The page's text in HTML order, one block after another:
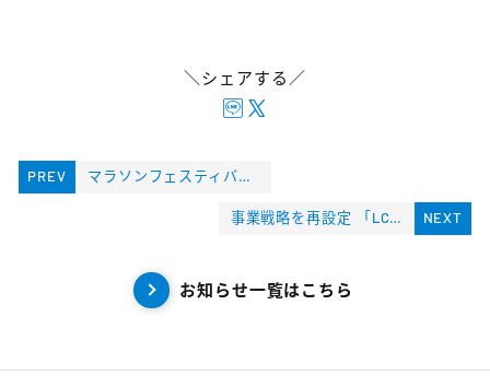
＼シェアする／
PREV マラソンフェスティバルナゴヤ2024 交通規制について
NEXT
事業戦略を再設定 「LCC 配送ソリューション」 を推進 〜荷主企業と運送会社の双⽅が喜ぶ独⾃のメニュー開発進める〜
お知らせ一覧はこちら